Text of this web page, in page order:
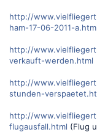
http://
ham-17-06-2011-a.html
http://
verkauft-werden.html
http://
stunden-
http://
flugausfall.html (Flug